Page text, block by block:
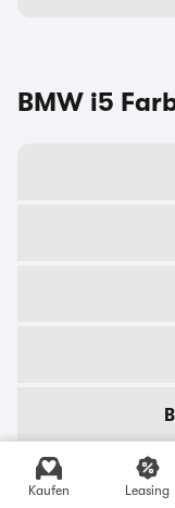
Kaufen Leasing
BMW i5